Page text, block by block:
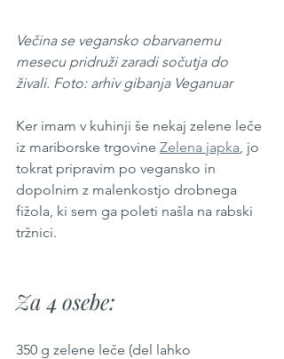
Večina se vegansko obarvanemu
mesecu pridruži zaradi sočutja do
živali. Foto: arhiv gibanja Veganuar
Ker imam v kuhinji še nekaj zelene leče
iz mariborske trgovine Zelena japka, jo
tokrat pripravim po vegansko in
dopolnim z malenkostjo drobnega
fižola, ki sem ga poleti našla na rabski
tržnici.
Za 4 osebe:
350 g zelene leče (del lahko